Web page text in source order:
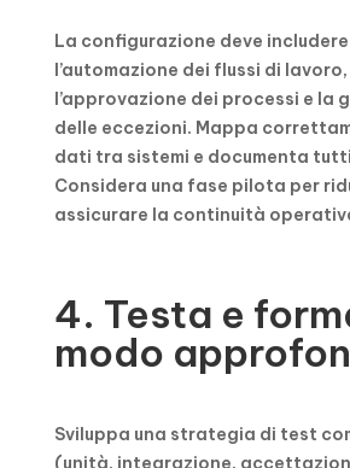
La configurazione deve includere
l’automazione dei flussi di lavoro,
l’approvazione dei processi e la
delle eccezioni. Mappa
dati tra sistemi e documenta
Considera una fase pilota per
assicurare la continuità
4. Testa e
modo
Sviluppa una strategia di test
(unità, integrazione,